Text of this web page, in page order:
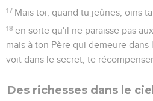
17 Mais toi, quand tu jeûnes, oins
18 en sorte qu'il ne paraisse pas
mais à ton Père qui demeure
voit dans le secret, te
Des richesses dans le